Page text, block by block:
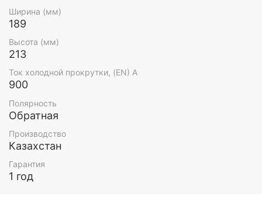
Ширина (мм)
189
Высота (мм)
213
Ток холодной прокрутки, (EN) А
900
Полярность
Обратная
Производство
Казахстан
Гарантия
1 год